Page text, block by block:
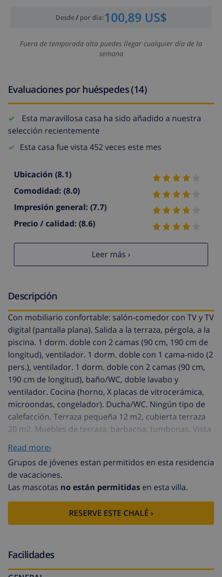
Desde/ por día:100,89 US$
Fuera de temporada alta puedes llegar cualquier día de la
semana
Evaluaciones por huéspedes (14)
Esta maravillosa casa ha sido añadido a nuestra
selección recientemente
Esta casa fue vista 452 veces este mes
Ubicación (8.1)
Comodidad: (8.0)
Impresión general: (7.7)
Precio / calidad: (8.6)
Leer más ›
Descripción
Con mobiliario confortable: salón-comedor con TV y TV
digital (pantalla plana). Salida a la terraza, pérgola, a la
piscina. 1 dorm. doble con 2 camas (90 cm, 190 cm de
longitud), ventilador. 1 dorm. doble con 1 cama-nido (2
pers.), ventilador. 1 dorm. doble con 2 camas (90 cm,
190 cm de longitud), baño/WC, doble lavabo y
ventilador. Cocina (horno, X placas de vitrocerámica,
microondas, congelador). Ducha/WC. Ningún tipo de
calefacción. Terraza pequeña 12 m2, cubierta terraza
20 m2. Muebles de terraza, barbacoa, tumbonas. Vista
paisaje. El alojamiento dispone de: lavadora. Internet
(Wifi, gratis). Plaza de aparcamiento. AT-439202-A //
Reg. Nr.:
ESFCTU0000030450004727820000000000000CV-
VUT0439202-A1
Casa "Gabi", agradable. En el barrio de Monte Pego,
lugar elevado area residencial (villas), a 8 km del mar.
rectangular (8 x 4 m, 110 - 185 cm de profundidad,
Read more›
Grupos de jóvenes estan permitidos en esta residencia
de vacaciones.
Las mascotas no están permitidas en esta villa.
RESERVE ESTE CHALÉ ›
Facilidades